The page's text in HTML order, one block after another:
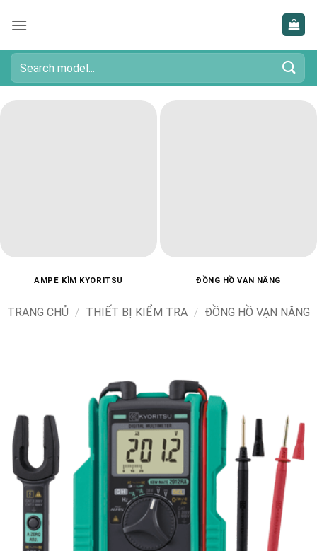
qua
dung
Tìm
kiếm:
AMPE KÌM KYORITSU ĐỒNG HỒ VẠN NĂNG
TRANG CHỦ / THIẾT BỊ KIỂM TRA / ĐỒNG HỒ VẠN NĂNG